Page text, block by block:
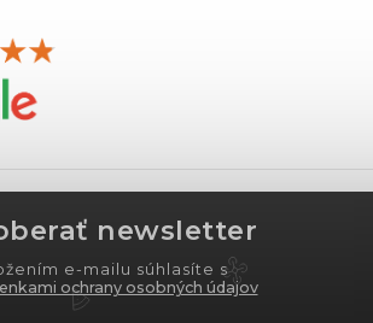
newsletter
e-mailu súhlasíte s
ochrany osobných údajov